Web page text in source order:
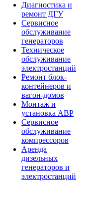
Диагностика и
ремонт ДГУ
Сервисное
обслуживание
генераторов
Техническое
обслуживание
электростанций
Ремонт блок-
контейнеров и
вагон-домов
Монтаж и
установка АВР
Сервисное
обслуживание
компрессоров
Аренда
дизельных
генераторов и
электростанций